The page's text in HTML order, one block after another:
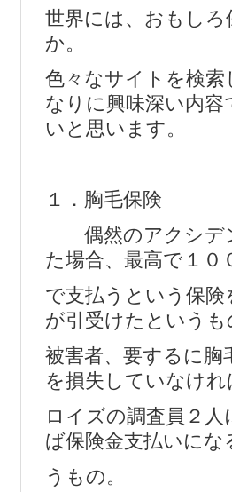
世界には、おもし
か。
色々なサイトを検
なりに興味深い内
いと思います。
１．胸毛保険
偶然のアクシデ
た場合、最高で１０
で支払うという保
が引受けたというも
被害者、要するに胸
を損失していなけれ
ロイズの調査員２
ば保険金支払いにな
うもの。